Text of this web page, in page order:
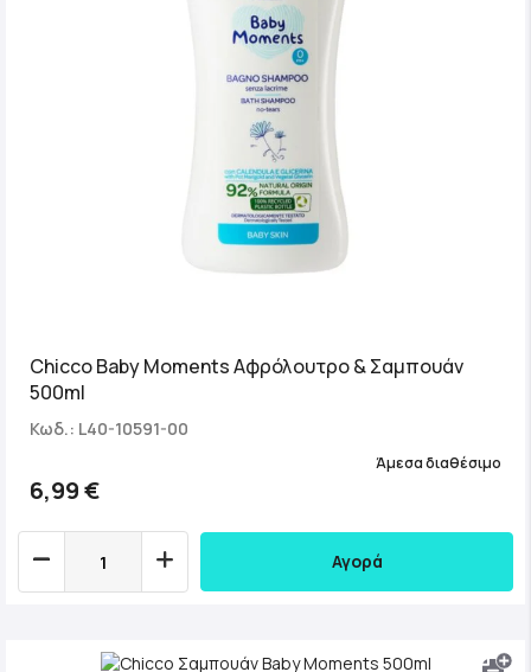
Chicco Baby Moments Αφρόλουτρο & Σαμπουάν
500ml
Κωδ.: L40-10591-00
6,99 €
Άμεσα διαθέσιμο
Αγορά